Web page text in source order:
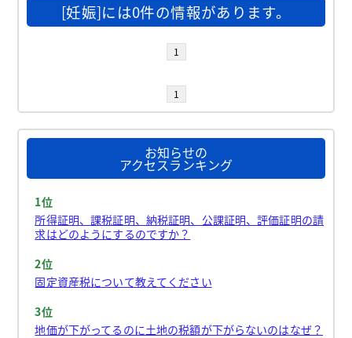
[妊娠]には0件の情報があります。
1
1
お知らせの
アクセスランキング
1位
所得証明、課税証明、納税証明、公課証明、評価証明の請
求はどのようにするのですか？
2位
固定資産税について教えてください
3位
地価が下がってるのに土地の税額が下がらないのはなぜ？